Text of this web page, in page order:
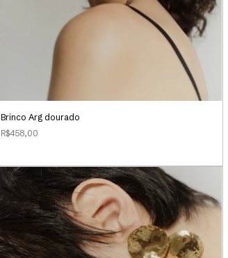
Brinco Arg dourado
R$458,00